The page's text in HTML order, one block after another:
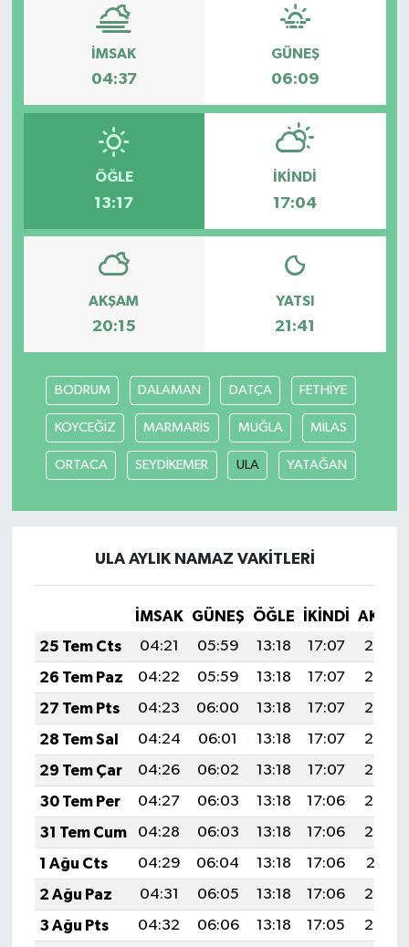
İMSAK
04:37
GÜNEŞ
06:09
ÖĞLE
13:17
İKINDI
17:04
AKŞAM
20:15
YATSI
21:41
BODRUM DALAMAN DATÇA FETHİYE
KÖYCEĞİZ MARMARİS MUĞLA MİLAS
ORTACA SEYDİKEMER ULA YATAĞAN
ULA AYLIK NAMAZ VAKITLERI
İMSAK GÜNEŞ ÖĞLE İKINDI
25 Tem Cts
04:21 05:59 13:18 17:07
20:27
26 Tem Paz
04:22 05:59 13:18 17:07
20:27
27 Tem Pts
04:23 06:00 13:18 17:07
20:26
28 Tem Sal
04:24 06:01 13:18 17:07
20:25
29 Tem Çar
04:26 06:02 13:18 17:07
20:24
30 Tem Per
04:27 06:03 13:18 17:06
20:23
31 Tem Cum
04:28 06:03 13:18 17:06
20:22
1 Ağu Cts
04:29 06:04 13:18 17:06
20:21
2 Ağu Paz
04:31 06:05 13:18 17:06
20:20
3 Ağu Pts
04:32 06:06 13:18 17:05
20:20